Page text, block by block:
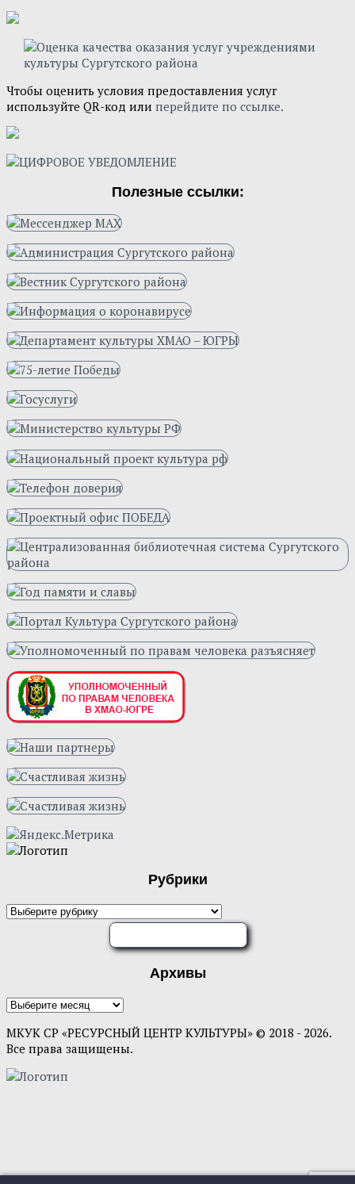
Чтобы оценить условия предоставления услуг
используйте QR-код или перейдите по ссылке.
Полезные ссылки:
Рубрики
Архивы
МКУК СР «РЕСУРСНЫЙ ЦЕНТР КУЛЬТУРЫ» © 2018 - 2026.
Все права защищены.